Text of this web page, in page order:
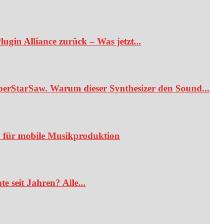
Alliance zurück – Was jetzt...
Warum dieser Synthesizer den Sound...
für mobile Musikproduktion
seit Jahren? Alle...